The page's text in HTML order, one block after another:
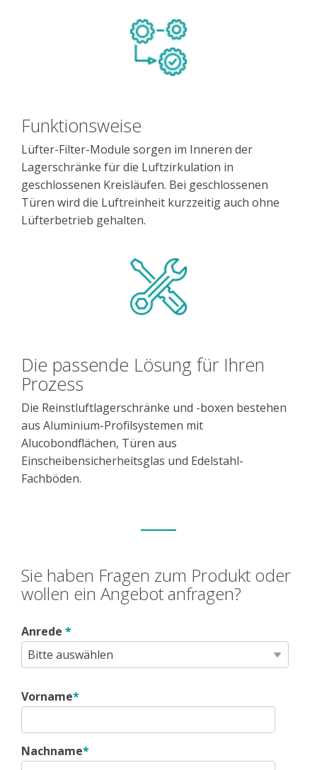
Funktionsweise
Lüfter-Filter-Module sorgen im Inneren der
Lagerschränke für die Luftzirkulation in
geschlossenen Kreisläufen. Bei geschlossenen
Türen wird die Luftreinheit kurzzeitig auch ohne
Lüfterbetrieb gehalten.
Die passende Lösung für Ihren
Prozess
Die Reinstluftlagerschränke und -boxen bestehen
aus Aluminium-Profilsystemen mit
Alucobondflächen, Türen aus
Einscheibensicherheitsglas und Edelstahl-
Fachböden.
Sie haben Fragen zum Produkt oder
wollen ein Angebot anfragen?
Anrede *
Vorname*
Nachname*